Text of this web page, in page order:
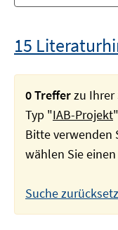
15
0 Trefferzu Ihrer
Typ "IAB-Projekt
Bitte verwenden
wählen Sie
Suche